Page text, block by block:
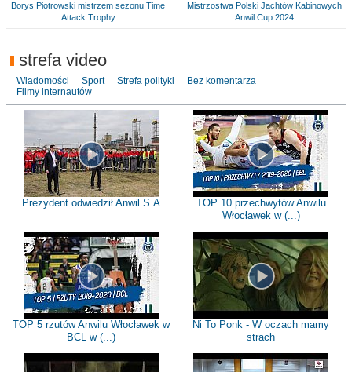
Borys Piotrowski mistrzem sezonu Time
Attack Trophy
Mistrzostwa Polski Jachtów Kabinowych
Anwil Cup 2024
strefa video
Wiadomości Sport Strefa polityki
Bez komentarza
Filmy internautów
Prezydent odwiedził Anwil S.A
TOP 10 przechwytów Anwilu
Włocławek w (...)
TOP 5 rzutów Anwilu Włocławek w
BCL w (...)
Ni To Ponk - W oczach mamy
strach